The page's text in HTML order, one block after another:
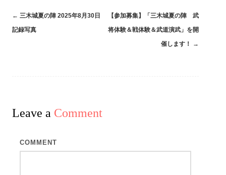
Post
← 三木城夏の陣 2025年8月30日
記録写真
【参加募集】「三木城夏の陣 武
将体験＆戦体験＆武道演武」を開
催します！
→
Leave a Comment
COMMENT